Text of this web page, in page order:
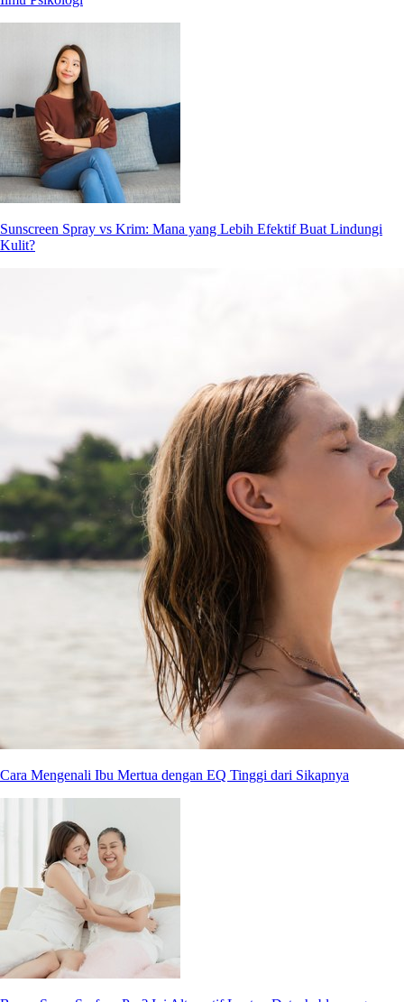
Sunscreen Spray vs Krim: Mana yang Lebih Efektif Buat Lindungi
Kulit?
Cara Mengenali Ibu Mertua dengan EQ Tinggi dari Sikapnya